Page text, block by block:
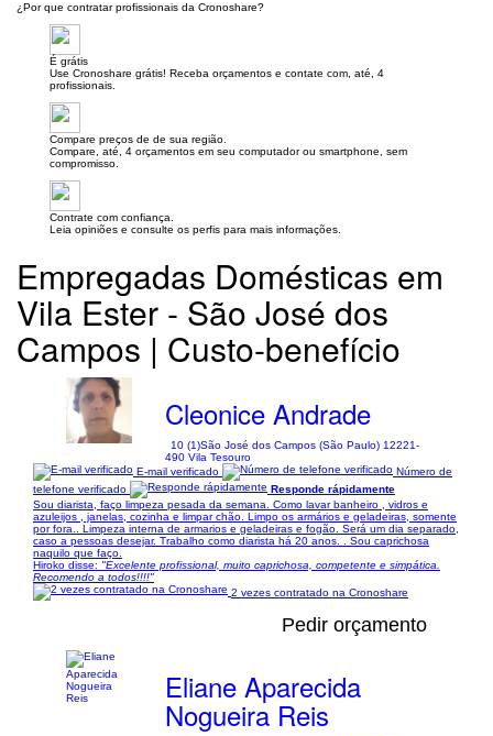
¿Por que contratar profissionais da Cronoshare?
É grátis
Use Cronoshare grátis! Receba orçamentos e contate com, até, 4
profissionais.
Compare preços de de sua região.
Compare, até, 4 orçamentos em seu computador ou smartphone, sem
compromisso.
Contrate com confiança.
Leia opiniões e consulte os perfis para mais informações.
Empregadas Domésticas em
Vila Ester - São José dos
Campos | Custo-benefício
Cleonice Andrade
10 (1)São José dos Campos (São Paulo) 12221-
490 Vila Tesouro
E-mail verificado
Número de
telefone verificado
Responde rápidamente
Sou diarista, faço limpeza pesada da semana. Como lavar banheiro , vidros e
azuleijos , janelas, cozinha e limpar chão. Limpo os armários e geladeiras, somente
por fora.. Limpeza interna de armarios e geladeiras e fogão. Será um dia separado,
caso a pessoas desejar. Trabalho como diarista há 20 anos. . Sou caprichosa
naquilo que faço.
Hiroko disse: "Excelente profissional, muito caprichosa, competente e simpática.
Recomendo a todos!!!!"
2 vezes contratado na Cronoshare
Pedir orçamento
Eliane Aparecida
Nogueira Reis